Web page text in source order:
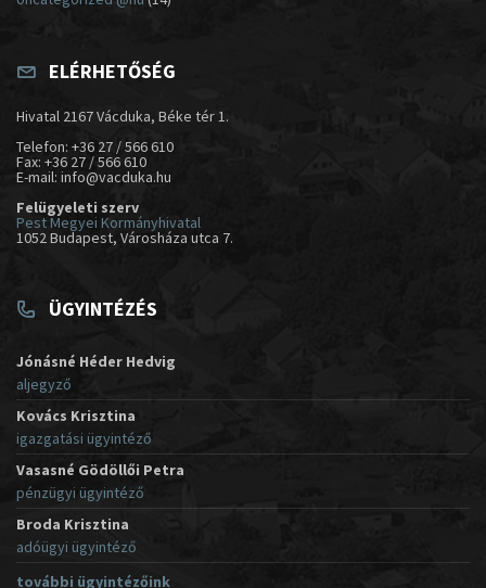
ELÉRHETŐSÉG
Hivatal 2167 Vácduka, Béke tér 1.
Telefon: +36 27 / 566 610
Fax: +36 27 / 566 610
E-mail: info@vacduka.hu
Felügyeleti szerv
Pest Megyei Kormányhivatal
1052 Budapest, Városháza utca 7.
ÜGYINTÉZÉS
Jónásné Héder Hedvig
aljegyző
Kovács Krisztina
igazgatási ügyintéző
Vasasné Gödöllői Petra
pénzügyi ügyintéző
Broda Krisztina
adóügyi ügyintéző
további ügyintézőink